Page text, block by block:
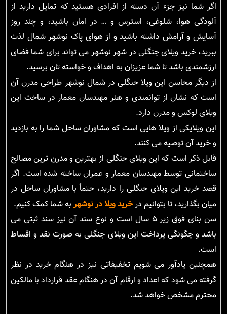
اگر شما نیز جزء آن دسته از افرادی هستید که تمایل دارید از
آلودگی هوا، شلوغی، استرس و … در امان باشید، و چند روز
آسایش و آرامش داشته باشید و از هوای پاک نوشهر شمال لذت
ببرید، خرید ویلای جنگلی در شهر نوشهر می تواند برای شما فضای
ارزشمندی باشد تا شما عزیزان به اهداف و خواسته تان برسید.
از دیگر محاسن این ویلا جنگلی در شمال نوشهر طراحی مدرن آن
است که نشان از توانمندی و هنر مهندسان معمار در ساخت این
ویلای لوکس و مدرن دارد.
این ویلایکی از ویلا هایی است که مشاوران ساحل شما را به بازدید
و خرید آن توصیه می کنند.
قابل ذکر است که این ویلای جنگلی از بهترین و مدرن ترین مصالح
ساختمانی توسط مهندسان معمار و عمران ساخته شده است. اگر
قصد خرید این ویلای جنگلی را دارید، حتماً با مشاوران ساحل در
میان بگذارید، تا بتوانیم درخرید ویلا در نوشهر به شما کمک کنیم.
سن بنای فوق زیر ۵ سال است و نوع سند آن نیز سند ثبتی می
باشد و چگونگی پرداخت این ویلای جنگلی به صورت نقد و اقساط
است.
همچنین یادآور می شویم تخفیفاتی نیز در هنگام خرید در نظر
گرفته می شود که اعداد و ارقام آن در هنگام عقد قرارداد با مالکین
محترم مشخص خواهد شد.